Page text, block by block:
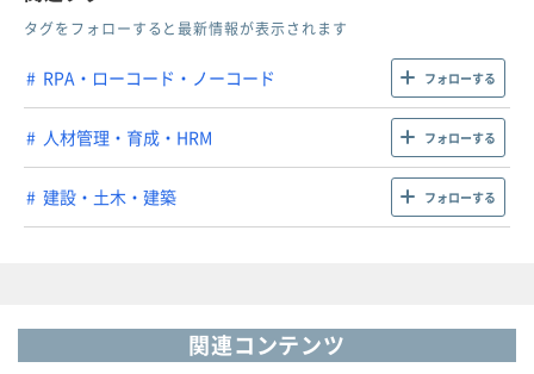
タグをフォローすると最新情報が表示されます
RPA・ローコード・ノーコード フォローする
人材管理・育成・HRM フォローする
建設・土木・建築 フォローする
関連コンテンツ